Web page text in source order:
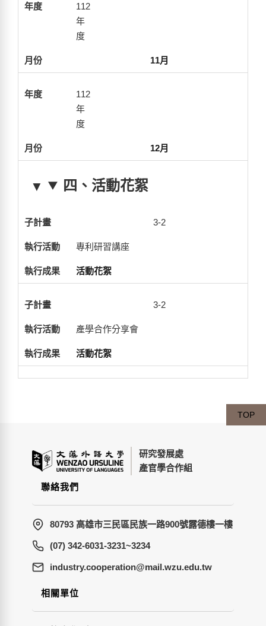
112
年
度
11月
112
年
度
12月
四、活動花絮
3-2
專利研習講座
活動花絮
3-2
產學合作分享會
活動花絮
研究發展處
產官學合作組
聯絡我們
80793 高雄市三民區民族一路900號露德樓一樓
(07) 342-6031-3231~3234
wt.ude.uzw.liam@noitarepooc.yrtsudni
相關單位
TOP